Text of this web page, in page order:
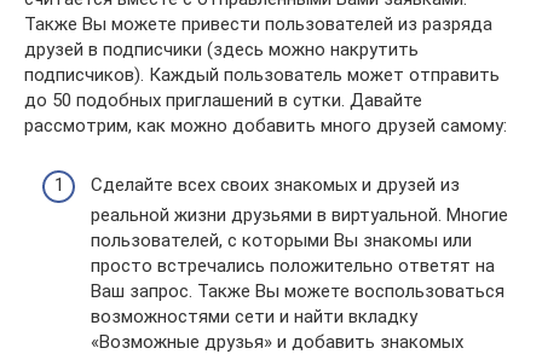
Также Вы можете привести пользователей из разряда
друзей в подписчики (здесь можно накрутить
подписчиков). Каждый пользователь может отправить
до 50 подобных приглашений в сутки. Давайте
рассмотрим, как можно добавить много друзей самому:
Сделайте всех своих знакомых и друзей из
реальной жизни друзьями в виртуальной. Многие
пользователей, с которыми Вы знакомы или
просто встречались положительно ответят на
Ваш запрос. Также Вы можете воспользоваться
возможностями сети и найти вкладку
«Возможные друзья» и добавить знакомых